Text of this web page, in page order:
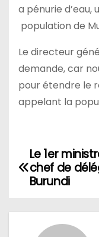
a pénurie d’eau,
population de
Le directeur
demande, car
pour étendre le
appelant la
de
l’article
Le 1er
chef de
Burundi